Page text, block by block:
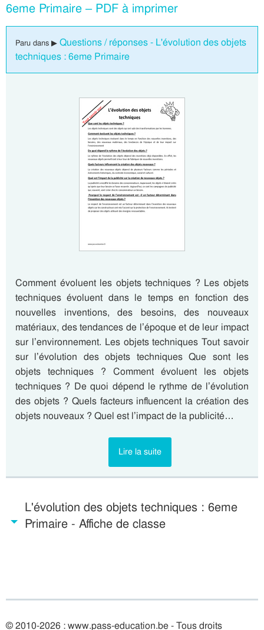
6eme Primaire – PDF à imprimer
Paru dans ▶ Questions / réponses - L'évolution des objets
techniques : 6eme Primaire
Comment évoluent les objets techniques ? Les objets
techniques évoluent dans le temps en fonction des
nouvelles inventions, des besoins, des nouveaux
matériaux, des tendances de l’époque et de leur impact
sur l’environnement. Les objets techniques Tout savoir
sur l’évolution des objets techniques Que sont les
objets techniques ? Comment évoluent les objets
techniques ? De quoi dépend le rythme de l’évolution
des objets ? Quels facteurs influencent la création des
objets nouveaux ? Quel est l’impact de la publicité…
Lire la suite
L'évolution des objets techniques : 6eme
Primaire - Affiche de classe
© 2010-2026 : www.pass-education.be - Tous droits